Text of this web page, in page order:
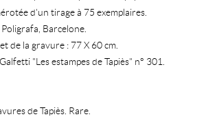
d'un tirage à 75 exemplaires.
Barcelone.
de la gravure : 77 X 60 cm.
"Les estampes de Tapiès" n° 301.
de Tapiès. Rare.